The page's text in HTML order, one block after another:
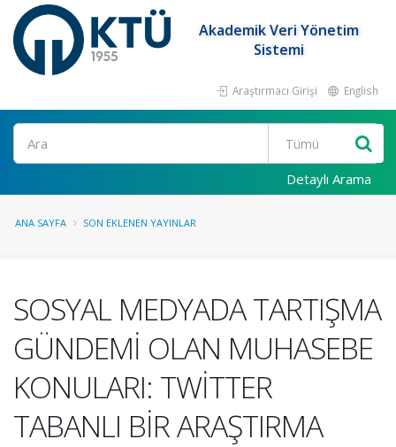
Akademik Veri Yönetim
Sistemi
Araştırmacı Girişi English
Ara
Detaylı Arama
ANA SAYFA SON EKLENEN YAYINLAR
SOSYAL MEDYADA TARTIŞMA
GÜNDEMİ OLAN MUHASEBE
KONULARI: TWİTTER
TABANLI BİR ARAŞTIRMA